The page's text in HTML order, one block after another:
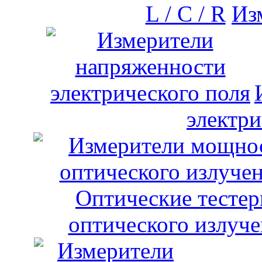
оптического